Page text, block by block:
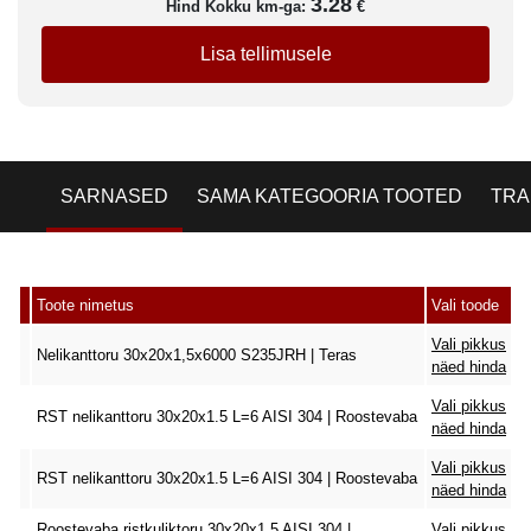
Hind Kokku km-ga: 3.28 €
Lisa tellimusele
SARNASED SAMA KATEGOORIA TOOTED
Toote nimetus Vali toode
Nelikanttoru 30x20x1,5x6000 S235JRH | Teras
Vali pikkus
näed hinda
RST nelikanttoru 30x20x1.5 L=6 AISI 304 | Roostevaba
Vali pikkus
näed hinda
RST nelikanttoru 30x20x1.5 L=6 AISI 304 | Roostevaba
Vali pikkus
näed hinda